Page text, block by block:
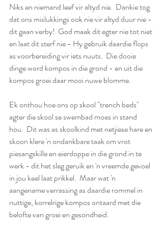
Niks en niemand leef vir altyd nie.  Dankie tog
dat ons mislukkings ook nie vir altyd duur nie -
dit gaan verby!  God maak dit egter nie tot niet
en laat dit sterf nie - Hy gebruik daardie flops
as voorbereiding vir iets nuuts.  Die dooie
dinge word kompos in die grond - en uit die
kompos groei daar mooi nuwe blomme.
Ek onthou hoe ons op skool "trench beds"
agter die skool se swembad moes in stand
hou.  Dit was as skoolkind met netjiese hare en
skoon klere 'n ondankbare taak om vrot
piesangskille en eierdoppe in die grond in te
werk - dit het sleg geruik en 'n vreemde gevoel
in jou keel laat prikkel.  Maar wat 'n
aangename verrassing as daardie rommel in
nuttige, korrelrige kompos ontaard met die
belofte van groei en gesondheid.